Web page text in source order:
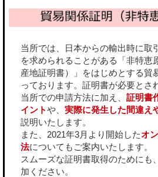
当所では、日本からの輸出時に取
を求められることがある「非特恵
産地証明書）」をはじめとする貿
っております。証明書が必要とさ
当所での申請方法に加え、 証明書
イントや、 実際に発生した間違え
説明いたします。
また、2021年3月より開始したオ
法についてもご案内いたします。
スムーズな証明書取得のためにも
加ください。